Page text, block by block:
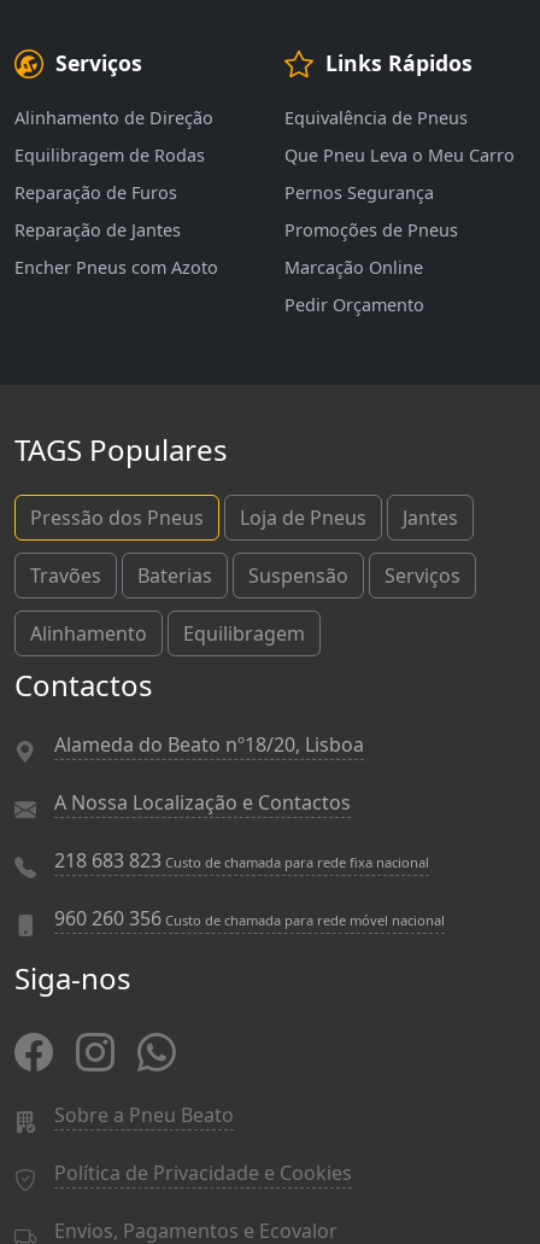
Serviços
Alinhamento de Direção
Equilibragem de Rodas
Reparação de Furos
Reparação de Jantes
Encher Pneus com Azoto
Links Rápidos
Equivalência de Pneus
Que Pneu Leva o Meu Carro
Pernos Segurança
Promoções de Pneus
Marcação Online
Pedir Orçamento
TAGS Populares
Pressão dos Pneus Loja de Pneus Jantes
Travões Baterias Suspensão Serviços
Alinhamento Equilibragem
Contactos
Alameda do Beato nº18/20, Lisboa
A Nossa Localização e Contactos
218 683 823 Custo de chamada para rede fixa nacional
960 260 356 Custo de chamada para rede móvel nacional
Siga-nos
Sobre a Pneu Beato
Política de Privacidade e Cookies
Envios, Pagamentos e Ecovalor